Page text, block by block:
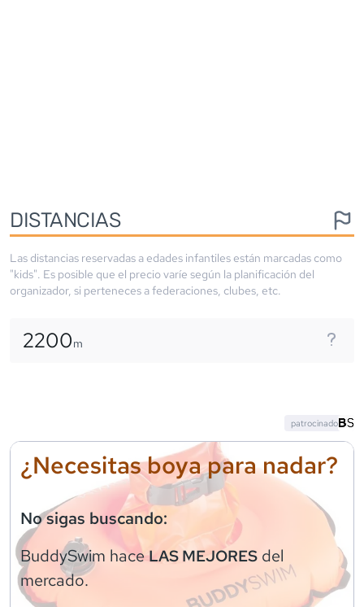
DISTANCIAS
Las distancias reservadas a edades infantiles están marcadas como
"kids". Es posible que el precio varíe según la planificación del
organizador, si perteneces a federaciones, clubes, etc.
2200m
¿Necesitas boya para nadar?
No sigas buscando:
BuddySwim haceLAS MEJORES del
mercado.
patrocinado